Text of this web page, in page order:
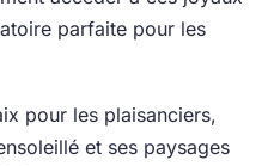
parfaite pour les
pour les plaisanciers,
et ses paysages